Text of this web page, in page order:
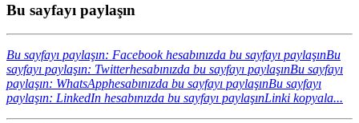
Bu sayfayı paylaşın
Bu sayfayı paylaşın: Facebook hesabınızda bu sayfayı paylaşınBu
sayfayı paylaşın: Twitterhesabınızda bu sayfayı paylaşınBu sayfayı
paylaşın: WhatsApphesabınızda bu sayfayı paylaşınBu sayfayı
paylaşın: LinkedIn hesabınızda bu sayfayı paylaşınLinki kopyala...